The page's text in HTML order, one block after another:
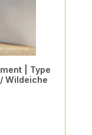
| Type
Wildeiche